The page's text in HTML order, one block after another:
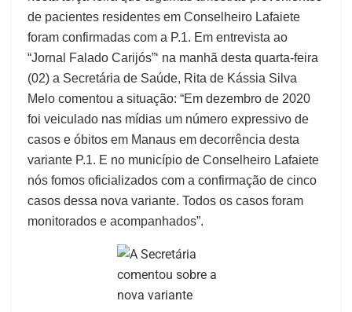
de pacientes residentes em Conselheiro Lafaiete
foram confirmadas com a P.1. Em entrevista ao
“Jornal Falado Carijós”‘ na manhã desta quarta-feira
(02) a Secretária de Saúde, Rita de Kássia Silva
Melo comentou a situação: “Em dezembro de 2020
foi veiculado nas mídias um número expressivo de
casos e óbitos em Manaus em decorrência desta
variante P.1. E no município de Conselheiro Lafaiete
nós fomos oficializados com a confirmação de cinco
casos dessa nova variante. Todos os casos foram
monitorados e acompanhados”.